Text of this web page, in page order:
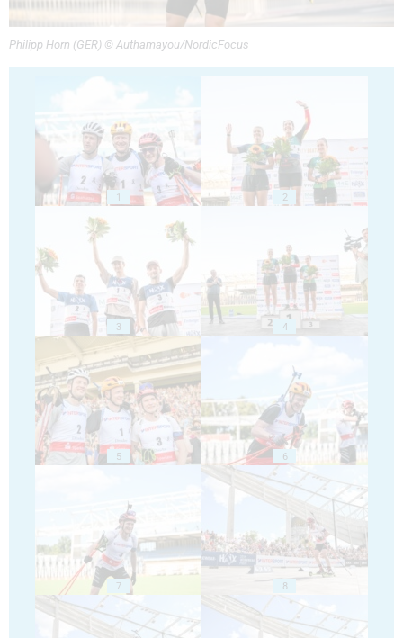
Philipp Horn (GER) © Authamayou/NordicFocus
1 2
3 4
5 6
7 8